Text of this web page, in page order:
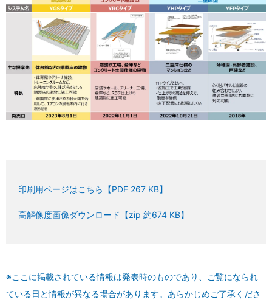
印刷用ページはこちら【PDF 267 KB】
高解像度画像ダウンロード【zip 約674 KB】
※ここに掲載されている情報は発表時のものであり、ご覧になられ
ている日と情報が異なる場合があります。あらかじめご了承くださ